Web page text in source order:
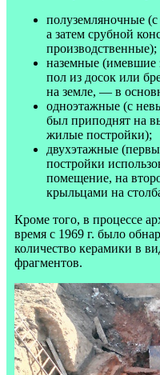
полуземляночные
а затем срубной
производственные);
наземные (имевшие
пол из досок или
на земле, — в
одноэтажные (с
был приподнят на
жилые постройки);
двухэтажные
постройки
помещение, на
крыльцами на
Кроме того, в процессе
время с 1969 г. было
количество керамики в
фрагментов.